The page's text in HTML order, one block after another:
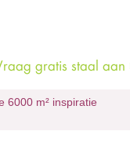
gratis staal aan
6000 m² inspiratie